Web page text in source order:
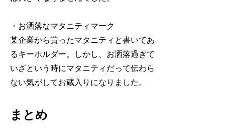
・お洒落なマタニティマーク
某企業から貰ったマタニティと書いてあ
るキーホルダー。しかし、お洒落過ぎて
いざという時にマタニティだって伝わら
ない気がしてお蔵入りになりました。
まとめ